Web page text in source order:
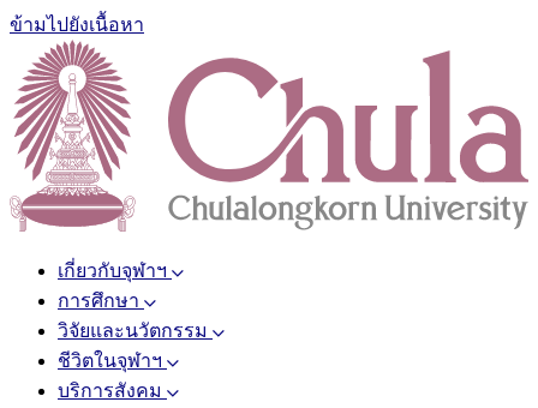
ข้ามไปยังเนื้อหา
เกี่ยวกับจุฬาฯ
การศึกษา
วิจัยและนวัตกรรม
ชีวิตในจุฬาฯ
บริการสังคม